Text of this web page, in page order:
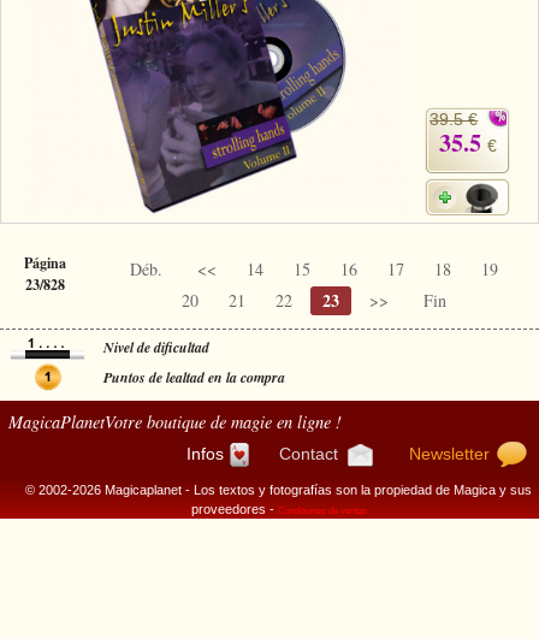
39.5 €
35.5 €
Página
23/828
Déb. << 14 15 16 17 18
19
20
21 22 23 >> Fin
Nivel de dificultad
Puntos de lealtad en la compra
MagicaPlanetVotre boutique de magie en ligne !
Infos Contact Newsletter
© 2002-2026 Magicaplanet - Los textos y fotografías son la propiedad de Magica y sus
proveedores - Conditiones de ventas